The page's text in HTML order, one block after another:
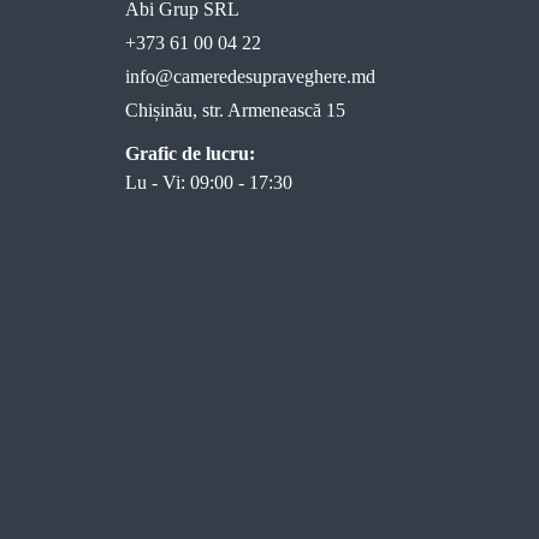
Abi Grup SRL
+373 61 00 04 22
info@cameredesupraveghere.md
Chișinău, str. Armenească 15
Grafic de lucru:
Lu - Vi: 09:00 - 17:30